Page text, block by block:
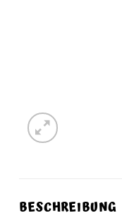
BESCHREIBUNG